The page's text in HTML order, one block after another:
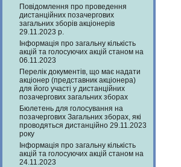
Повідомлення про проведення
дистанційних позачергових
загальних зборів акціонерів
29.11.2023 р.
Інформація про загальну кількість
акцій та голосуючих акцій станом на
06.11.2023
Перелік документів, що має надати
акціонер (представник акціонера)
для його участі у дистанційних
позачергових загальних зборах
Бюлетень для голосування на
позачергових Загальних зборах, які
проводяться дистанційно 29.11.2023
року
Інформація про загальну кількість
акцій та голосуючих акцій станом на
24.11.2023